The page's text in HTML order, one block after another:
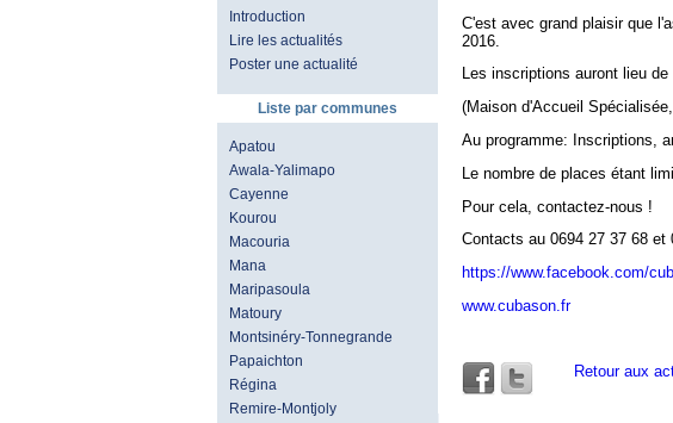
Introduction
Lire les actualités
Poster une actualité
Liste par communes
Apatou
Awala-Yalimapo
Cayenne
Kourou
Macouria
Mana
Maripasoula
Matoury
Montsinéry-Tonnegrande
Papaichton
Régina
Remire-Montjoly
C'est avec grand plaisir que
2016.
Les inscriptions auront lieu
(Maison d'Accueil
Au programme: Inscriptions,
Le nombre de places étant
Pour cela, contactez-nous !
Contacts au 0694 27 37 68 et
https://www.facebook.com/
www.cubason.fr
Retour aux